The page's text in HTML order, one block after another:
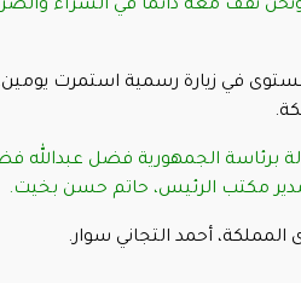
نقف معه دائماً في السراء
في زيارة رسمية استمرت
برئاسة الجمهورية فضل عبدالله
مدير مكتب الرئيس، حاتم حسن بخيت.
أحمد التجاني سوار.